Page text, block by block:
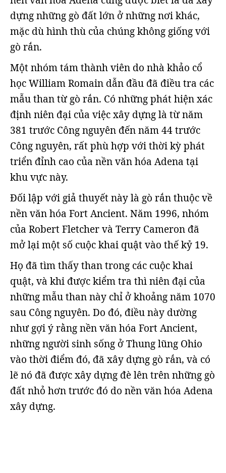
dựng những gò đất lớn ở những nơi khác,
mặc dù hình thù của chúng không giống với
gò rắn.
Một nhóm tám thành viên do nhà khảo cổ
học William Romain dẫn đầu đã điều tra các
mẫu than từ gò rắn. Có những phát hiện xác
định niên đại của việc xây dựng là từ năm
381 trước Công nguyên đến năm 44 trước
Công nguyên, rất phù hợp với thời kỳ phát
triển đỉnh cao của nền văn hóa Adena tại
khu vực này.
Đối lập với giả thuyết này là gò rắn thuộc về
nền văn hóa Fort Ancient. Năm 1996, nhóm
của Robert Fletcher và Terry Cameron đã
mở lại một số cuộc khai quật vào thế kỷ 19.
Họ đã tìm thấy than trong các cuộc khai
quật, và khi được kiểm tra thì niên đại của
những mẫu than này chỉ ở khoảng năm 1070
sau Công nguyên. Do đó, điều này dường
như gợi ý rằng nền văn hóa Fort Ancient,
những người sinh sống ở Thung lũng Ohio
vào thời điểm đó, đã xây dựng gò rắn, và có
lẽ nó đã được xây dựng đè lên trên những gò
đất nhỏ hơn trước đó do nền văn hóa Adena
xây dựng.